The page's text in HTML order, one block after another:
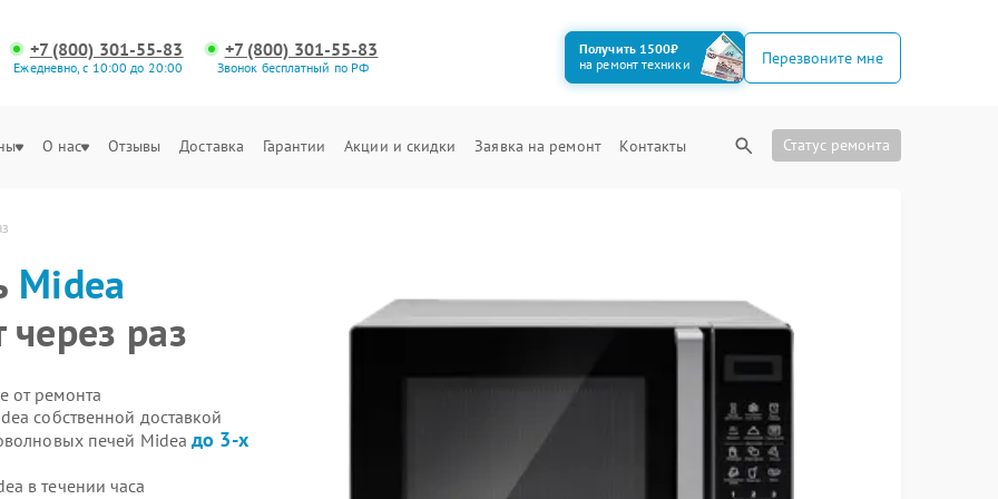
+7 (800) 301-55-83
Ежедневно, с 10:00 до 20:00
+7 (800) 301-55-83
Звонок бесплатный по РФ
Получить 1500₽
на ремонт техники
Перезвоните мне
О нас Отзывы Доставка Гарантии Акции и скидки Заявка на ремонт Контакты Статус ремонта
Midea
раз
от ремонта
собственной доставкой
печей Mideaдо 3-х
в течении часа